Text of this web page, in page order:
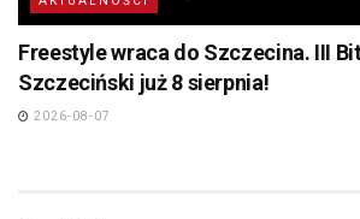
Freestyle wraca do Szczecina. III
Szczeciński już 8 sierpnia!
2026-08-07